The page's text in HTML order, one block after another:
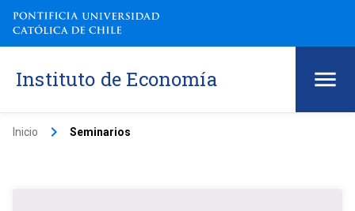
Instituto de Economía
Inicio keyboard_arrow_right Seminarios